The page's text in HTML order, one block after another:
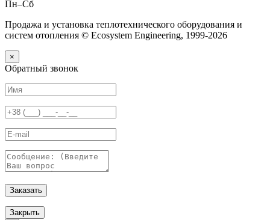
Пн–Сб
Продажа и установка теплотехнического оборудования и
систем отопления © Ecosystem Engineering, 1999-2026
×
Обратный звонок
Заказать
Закрыть